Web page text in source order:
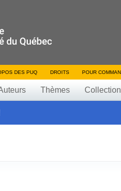
DES PUQ DROITS POUR
Thèmes